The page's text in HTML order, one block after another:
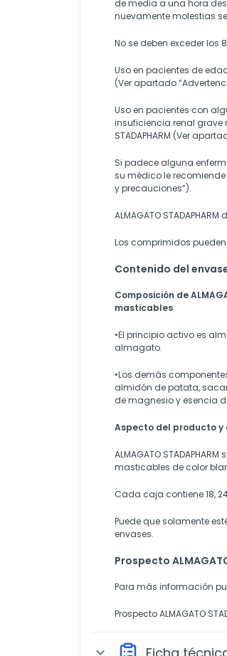
de media a una hora
nuevamente molestias
No se deben exceder
Uso en pacientes de
(Ver apartado
Uso en pacientes con
insuficiencia renal grave
STADAPHARM (Ver
Si padece alguna
su médico le
y precauciones”).
ALMAGATO
Los comprimidos
Contenido del
Composición de
masticables
•El principio activo es
almagato.
•Los demás
almidón de patata,
de magnesio y esencia
Aspecto del producto y
ALMAGATO
masticables de color
Cada caja contiene 18,
Puede que solamente
envases.
Prospecto
Para más información
Prospecto ALMAGATO
expand_more Ficha